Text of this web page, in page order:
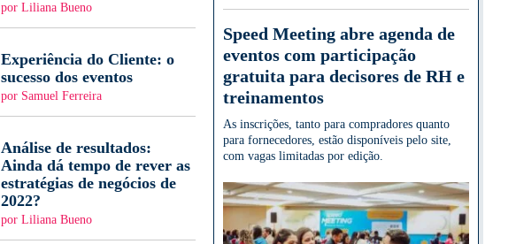
por Liliana Bueno
Experiência do Cliente: o
sucesso dos eventos
por Samuel Ferreira
Análise de resultados:
Ainda dá tempo de rever as
estratégias de negócios de
2022?
por Liliana Bueno
Speed Meeting abre agenda de
eventos com participação
gratuita para decisores de RH e
treinamentos
As inscrições, tanto para compradores quanto
para fornecedores, estão disponíveis pelo site,
com vagas limitadas por edição.